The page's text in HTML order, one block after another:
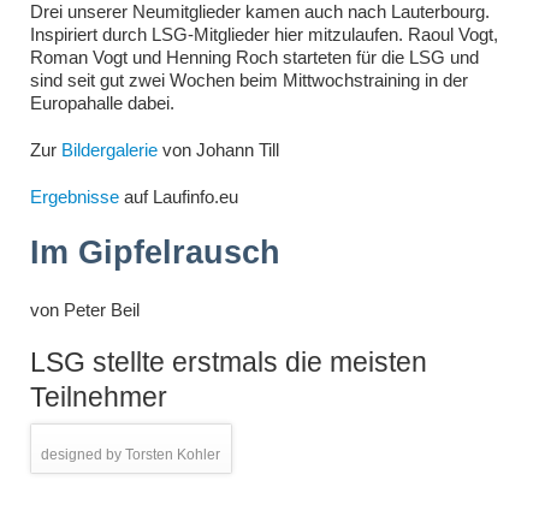
Drei unserer Neumitglieder kamen auch nach Lauterbourg.
Inspiriert durch LSG-Mitglieder hier mitzulaufen. Raoul Vogt,
Roman Vogt und Henning Roch starteten für die LSG und
sind seit gut zwei Wochen beim Mittwochstraining in der
Europahalle dabei.
Zur Bildergalerievon Johann Till
Ergebnisseauf Laufinfo.eu
Im Gipfelrausch
von Peter Beil
LSG stellte erstmals die meisten
Teilnehmer
designed by Torsten Kohler